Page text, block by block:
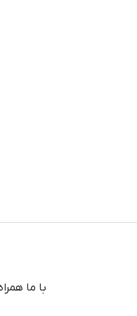
با ما